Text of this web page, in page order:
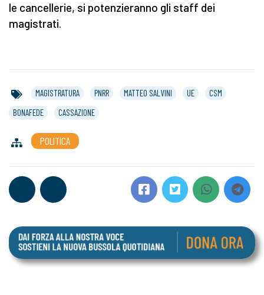
le cancellerie, si potenzieranno gli staff dei
magistrati.
MAGISTRATURA PNRR MATTEO SALVINI UE
CSM
BONAFEDE
CASSAZIONE
POLITICA